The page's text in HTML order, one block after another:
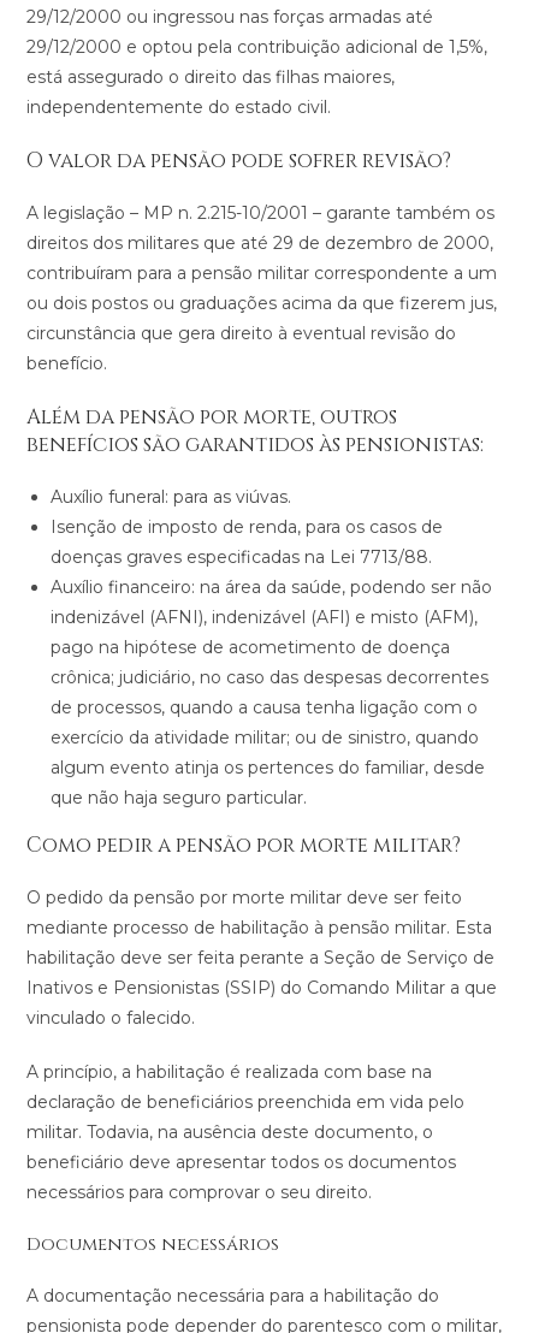
29/12/2000 ou ingressou nas forças armadas até
29/12/2000 e optou pela contribuição adicional de 1,5%,
está assegurado o direito das filhas maiores,
independentemente do estado civil.
O valor da pensão pode sofrer revisão?
A legislação – MP n. 2.215-10/2001 – garante também os
direitos dos militares que até 29 de dezembro de 2000,
contribuíram para a pensão militar correspondente a um
ou dois postos ou graduações acima da que fizerem jus,
circunstância que gera direito à eventual revisão do
benefício.
Além da pensão por morte, outros
benefícios são garantidos às pensionistas:
Auxílio funeral: para as viúvas.
Isenção de imposto de renda, para os casos de
doenças graves especificadas na Lei 7713/88.
Auxílio financeiro: na área da saúde, podendo ser não
indenizável (AFNI), indenizável (AFI) e misto (AFM),
pago na hipótese de acometimento de doença
crônica; judiciário, no caso das despesas decorrentes
de processos, quando a causa tenha ligação com o
exercício da atividade militar; ou de sinistro, quando
algum evento atinja os pertences do familiar, desde
que não haja seguro particular.
Como pedir a pensão por morte militar?
O pedido da pensão por morte militar deve ser feito
mediante processo de habilitação à pensão militar. Esta
habilitação deve ser feita perante a Seção de Serviço de
Inativos e Pensionistas (SSIP) do Comando Militar a que
vinculado o falecido.
A princípio, a habilitação é realizada com base na
declaração de beneficiários preenchida em vida pelo
militar. Todavia, na ausência deste documento, o
beneficiário deve apresentar todos os documentos
necessários para comprovar o seu direito.
Documentos necessários
A documentação necessária para a habilitação do
pensionista pode depender do parentesco com o militar,